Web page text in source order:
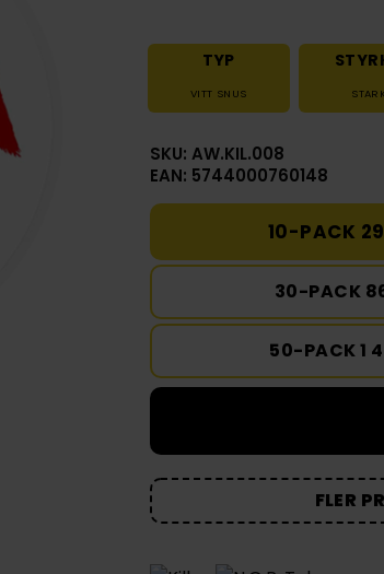
TYP
VITT SNUS
SKU: AW.KIL.008
EAN: 5744000760148
10-PACK
30-PACK
50-PACK 1
FLER